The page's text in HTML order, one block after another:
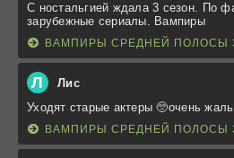
С ностальгией ждала 3 сезон. По
зарубежные сериалы. Вампиры
ВАМПИРЫ СРЕДНЕЙ ПОЛОСЫ
Л Лис
Уходят старые актеры 🥺очень жаль
ВАМПИРЫ СРЕДНЕЙ ПОЛОСЫ